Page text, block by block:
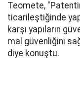
Teomete,
ticarileştiğinde
karşı yapıların
mal güvenliğini
diye konuştu.